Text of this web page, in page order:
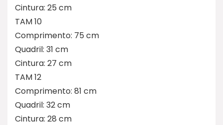
Cintura: 25 cm
TAM 10
Comprimento: 75 cm
Quadril: 31 cm
Cintura: 27 cm
TAM 12
Comprimento: 81 cm
Quadril: 32 cm
Cintura: 28 cm